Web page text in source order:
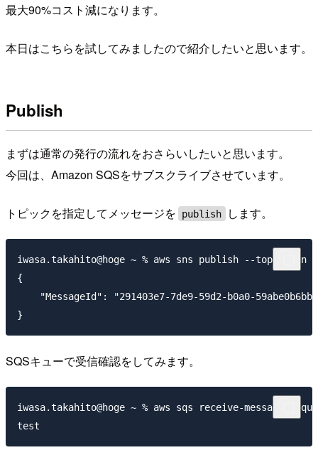
最大90%コスト減になります。
本日はこちらを試してみましたので紹介したいと思います。
Publish
まずは通常の発行の流れをおさらいしたいと思います。
今回は、Amazon SQSをサブスクライブさせています。
トピックを指定してメッセージを publish します。
iwasa.takahito@hoge ~ % aws sns
{
"MessageId": "291403e7-7de9-59d2-b0a0-
SQSキューで受信確認をしてみます。
iwasa.takahito@hoge ~ % aws sqs receive-message